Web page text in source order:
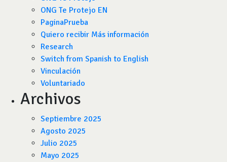
ONG Te Protejo EN
PaginaPrueba
Quiero recibir Más información
Research
Switch from Spanish to English
Vinculación
Voluntariado
Archivos
Septiembre 2025
Agosto 2025
Julio 2025
Mayo 2025